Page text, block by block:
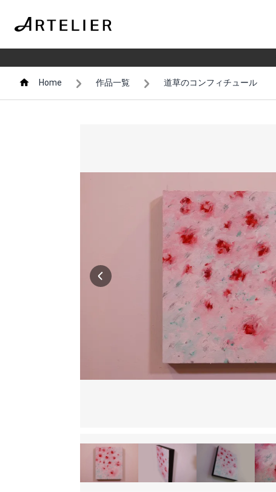
Home 作品一覧 道草のコンフィチュール